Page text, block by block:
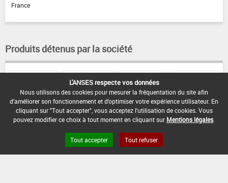
France
Produits détenus par la société
LOMBRICOIDE
TANATAUPE
LOMBRICOIDE
TAUPIZO
Open Data Mentions légales Site ANSES
L'ANSES respecte vos données
Nous utilisons des cookies pour mesurer la fréquentation du site afin
d'améliorer son fonctionnement et d'optimiser votre expérience utilisateur. En
cliquant sur "Tout accepter", vous acceptez l'utilisation de cookies. Vous
pouvez modifier ce choix à tout moment en cliquant sur Mentions légales
Tout accepter Tout refuser